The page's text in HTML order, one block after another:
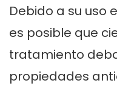
Debido a su uso
es posible que
tratamiento
propiedades